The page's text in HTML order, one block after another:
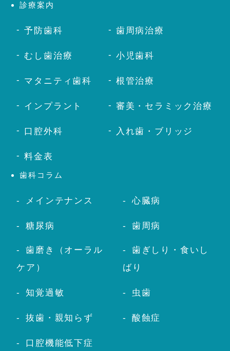
診療案内
予防歯科 歯周病治療
むし歯治療 小児歯科
マタニティ歯科 根管治療
インプラント 審美・セラミック治療
口腔外科 入れ歯・ブリッジ
料金表
歯科コラム
メインテナンス 心臓病
糖尿病 歯周病
歯磨き（オーラル
ケア）
歯ぎしり・食いし
ばり
知覚過敏 虫歯
抜歯・親知らず 酸蝕症
口腔機能低下症